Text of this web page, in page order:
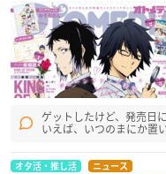
ゲットしたけど、発売日
いえば、いつのまにか置
オタ活・推し活 ニュース